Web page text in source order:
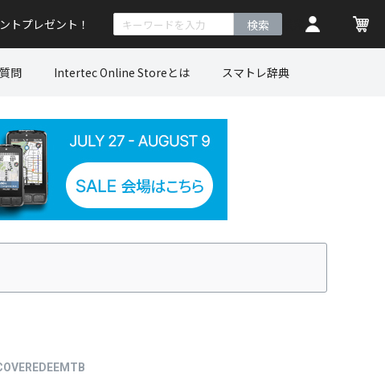
トプレゼント！
問 Intertec Online Storeとは スマトレ辞典